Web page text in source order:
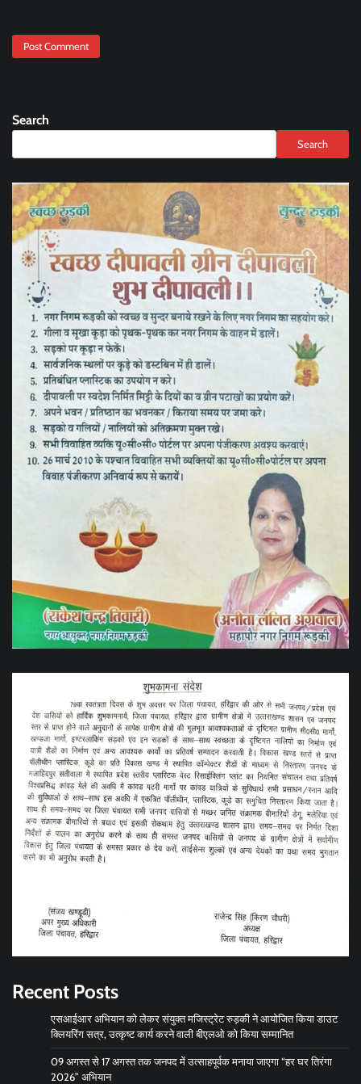
Search
Search
Recent Posts
एसआईआर अभियान को लेकर संयुक्त मजिस्ट्रेट रुड़की ने आयोजित किया डाउट
क्लियरिंग सत्र, उत्कृष्ट कार्य करने वाली बीएलओ को किया सम्मानित
09 अगस्त से 17 अगस्त तक जनपद में उत्साहपूर्वक मनाया जाएगा “हर घर तिरंगा
2026” अभियान